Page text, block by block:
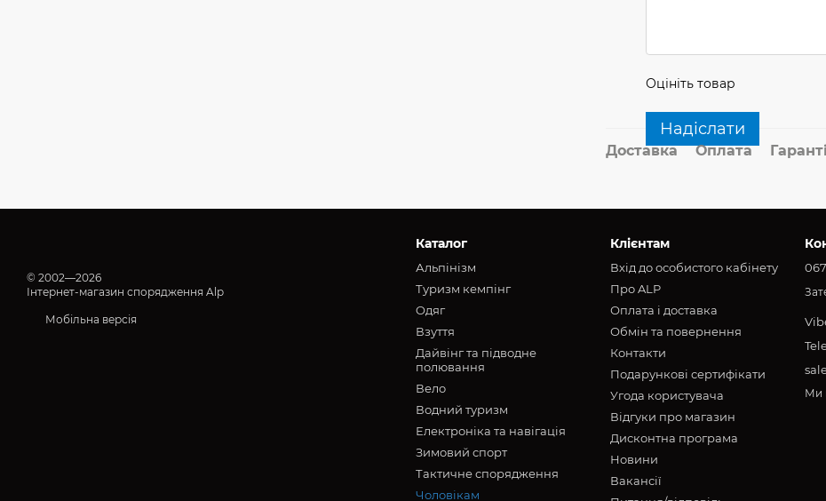
Оцініть товар
Надіслати
Доставка Оплата
© 2002—2026
Інтернет-магазин спорядження Alp
Мобільна версія
Каталог
Альпінізм
Туризм кемпінг
Oдяг
Взуття
Дайвінг та підводне
полювання
Вело
Водний туризм
Електроніка та навігація
Зимовий спорт
Тактичне спорядження
Чоловікам
Клієнтам
Вхід до особистого кабінету
Про ALP
Оплата і доставка
Обмін та повернення
Контакти
Подарункові сертифікати
Угода користувача
Відгуки про магазин
Дисконтна програма
Новини
Вакансії
067
Ми